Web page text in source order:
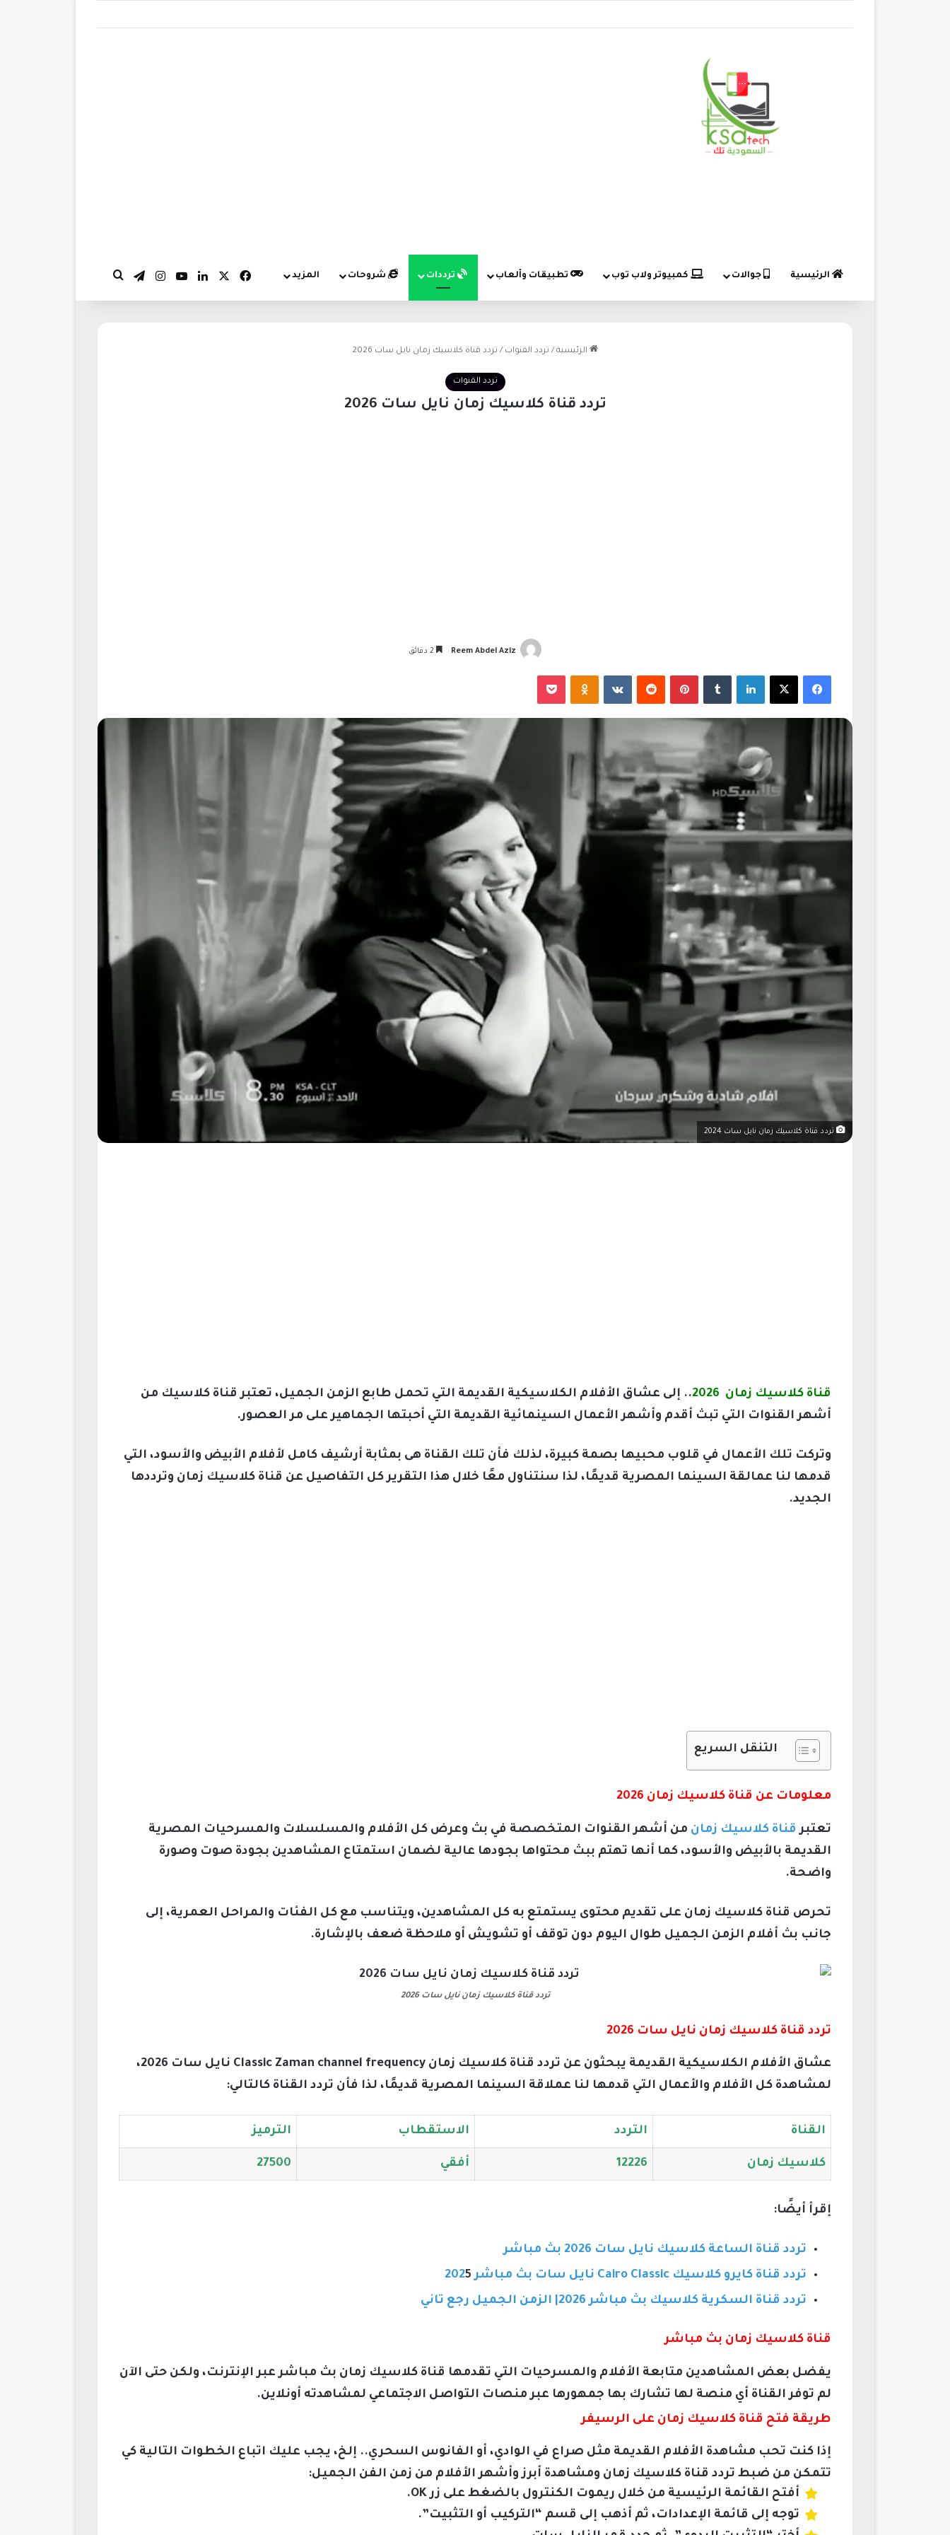
الرئيسية جوالات كمبيوتر ولاب توب تطبيقات وألعاب ترددات شروحات المزيد فيسبوك لينكدإن‫YouTubeانستقرام
تيلقرام
الرئيسية / تردد القنوات / تردد قناة كلاسيك زمان نايل سات 2026
تردد القنوات
تردد قناة كلاسيك زمان نايل سات 2026
Reem Abdel Aziz
فيسبوك لينكدإن بينتيريست
تردد قناة كلاسيك زمان نايل سات 2024
قناة كلاسيك زمان 2026
.. إلى عشاق الأفلام الكلاسيكية القديمة التي تحمل طابع الزمن الجميل، تعتبر قناة كلاسيك من
أشهر القنوات التي تبث أقدم وأشهر الأعمال السينمائية القديمة التي أحبتها الجماهير على مر العصور.
وتركت تلك الأعمال في قلوب محبيها بصمة كبيرة، لذلك فأن تلك القناة هى بمثابة أرشيف كامل لأفلام الأبيض والأسود، التي
قدمها لنا عمالقة السينما المصرية قديمًا، لذا سنتناول معًا خلال هذا التقرير كل التفاصيل عن قناة كلاسيك زمان وترددها
الجديد.
التنقل السريع
معلومات عن قناة كلاسيك زمان 2026
تعتبر قناة كلاسيك زمان من أشهر القنوات المتخصصة في بث وعرض كل الأفلام والمسلسلات والمسرحيات المصرية
القديمة بالأبيض والأسود، كما أنها تهتم ببث محتواها بجودها عالية لضمان استمتاع المشاهدين بجودة صوت وصورة
واضحة.
تحرص قناة كلاسيك زمان على تقديم محتوى يستمتع به كل المشاهدين، ويتناسب مع كل الفئات والمراحل العمرية، إلى
جانب بث أفلام الزمن الجميل طوال اليوم دون توقف أو تشويش أو ملاحظة ضعف بالإشارة.
تردد قناة كلاسيك زمان نايل سات 2026
تردد قناة كلاسيك زمان نايل سات 2026
عشاق الأفلام الكلاسيكية القديمة يبحثون عن تردد قناة كلاسيك زمان Classic Zaman channel frequency نايل سات 2026،
لمشاهدة كل الأفلام والأعمال التي قدمها لنا عملاقة السينما المصرية قديمًا، لذا فأن تردد القناة كالتالي:
القناة التردد الاستقطاب الترميز
كلاسيك زمان 12226 أفقي 27500
إقرأ أيضًا:
تردد قناة الساعة كلاسيك نايل سات 2026 بث مباشر
تردد قناة كايرو كلاسيك Cairo Classic نايل سات بث مباشر 202
5
تردد قناة السكرية كلاسيك بث مباشر 2026| الزمن الجميل رجع تاني
قناة كلاسيك زمان بث مباشر
يفضل بعض المشاهدين متابعة الأفلام والمسرحيات التي تقدمها قناة كلاسيك زمان بث مباشر عبر الإنترنت، ولكن حتى الآن
لم توفر القناة أي منصة لها تشارك بها جمهورها عبر منصات التواصل الاجتماعي لمشاهدته أونلاين.
طريقة فتح قناة كلاسيك زمان على الرسيفر
إذا كنت تحب مشاهدة الأفلام القديمة مثل صراع في الوادي، أو الفانوس السحري.. إلخ، يجب عليك اتباع الخطوات التالية كي
تتمكن من ضبط تردد قناة كلاسيك زمان ومشاهدة أبرز وأشهر الأفلام من زمن الفن الجميل:
أفتح القائمة الرئيسية من خلال ريموت الكنترول بالضغط على زر OK.
توجه إلى قائمة الإعدادات، ثم أذهب إلى قسم “التركيب أو التثبيت”.